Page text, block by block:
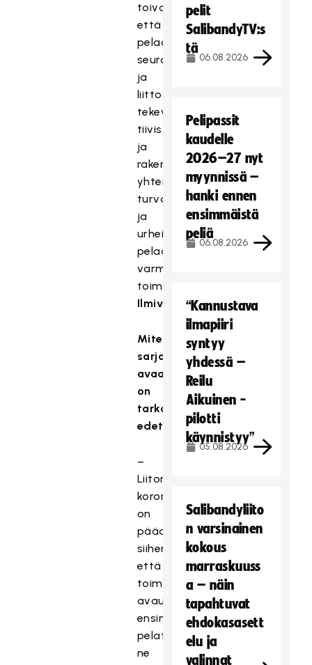
toivon,
että
pelaajat,
seurat
ja
liitto
tekevät
tiivistä
ja
rakentavaa
yhteistyötä
turvallisen
ja
urheilullisen
pelaamisen
varmistamiseksi,
toiminnanjohtaja
Ilmivalta kertoo.
Miten
sarjatoiminnan
avaamisessa
on
tarkoitus
edetä?
–
Liiton
koronaryhmässä
on
päädytty
siihen,
että
toiminnan
avautuessa
ensin
pelataan
ne
pelit
SalibandyTV:s
tä
06.08.2026
Pelipassit
kaudelle
2026–27 nyt
myynnissä –
hanki ennen
ensimmäistä
peliä
06.08.2026
“Kannustava
ilmapiiri
syntyy
yhdessä –
Reilu
Aikuinen -
pilotti
käynnistyy”
05.08.2026
Salibandyliito
n varsinainen
kokous
marraskuuss
a – näin
tapahtuvat
ehdokasasett
elu ja
valinnat